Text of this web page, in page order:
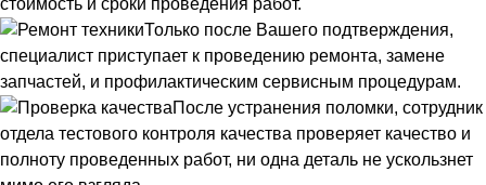
стоимость и сроки проведения работ.
Только после Вашего подтверждения,
специалист приступает к проведению ремонта, замене
запчастей, и профилактическим сервисным процедурам.
После устранения поломки, сотрудник
отдела тестового контроля качества проверяет качество и
полноту проведенных работ, ни одна деталь не ускользнет